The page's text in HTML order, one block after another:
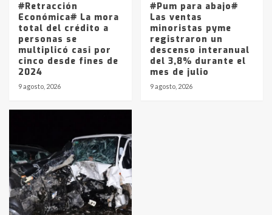
#Retracción
Económica# La mora
total del crédito a
personas se
multiplicó casi por
cinco desde fines de
2024
9 agosto, 2026
#Pum para abajo#
Las ventas
minoristas pyme
registraron un
descenso interanual
del 3,8% durante el
mes de julio
9 agosto, 2026